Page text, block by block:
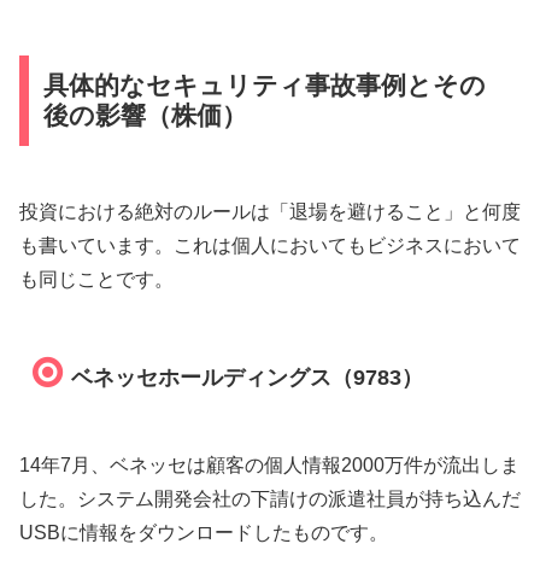
具体的なセキュリティ事故事例とその
後の影響（株価）
投資における絶対のルールは「退場を避けること」と何度
も書いています。これは個人においてもビジネスにおいて
も同じことです。
ベネッセホールディングス（9783）
14年7月、ベネッセは顧客の個人情報2000万件が流出しま
した。システム開発会社の下請けの派遣社員が持ち込んだ
USBに情報をダウンロードしたものです。